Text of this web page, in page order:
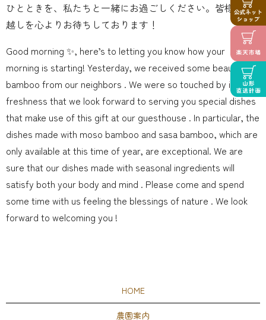
ひとときを、私たちと一緒にお過ごしください。皆様のお
越しを心よりお待ちしております！
Good morning ✨, here’s to letting you know how your
morning is starting! Yesterday, we received some beautiful
bamboo from our neighbors . We were so touched by its
freshness that we look forward to serving you special dishes
that make use of this gift at our guesthouse ️. In particular, the
dishes made with moso bamboo and sasa bamboo, which are
only available at this time of year, are exceptional. We are
sure that our dishes made with seasonal ingredients will
satisfy both your body and mind . Please come and spend
some time with us feeling the blessings of nature . We look
forward to welcoming you !
HOME
農園案内